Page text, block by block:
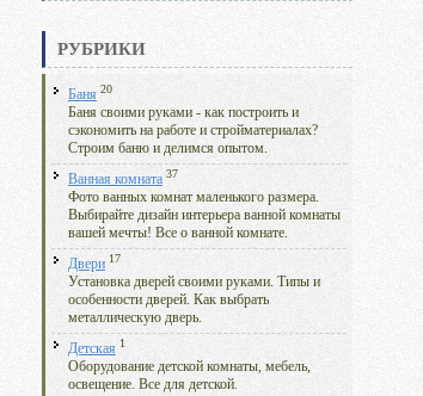
РУБРИКИ
Баня 20
Баня своими руками - как построить и
сэкономить на работе и стройматериалах?
Строим баню и делимся опытом.
Ванная комната 37
Фото ванных комнат маленького размера.
Выбирайте дизайн интерьера ванной комнаты
вашей мечты! Все о ванной комнате.
Двери 17
Установка дверей своими руками. Типы и
особенности дверей. Как выбрать
металлическую дверь.
Детская 1
Оборудование детской комнаты, мебель,
освещение. Все для детской.